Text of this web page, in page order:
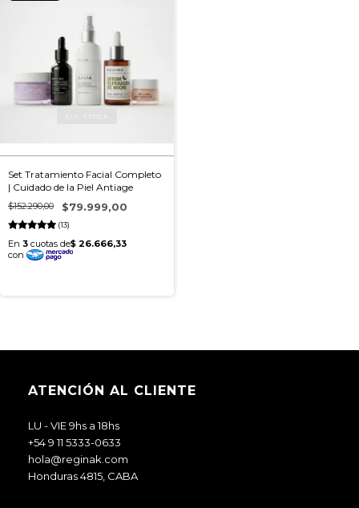
Set Tratamiento Facial Completo
| Cuidado de la Piel Antiage
(13)
$152.290,00 $79.999,00
ATENCIÓN AL CLIENTE
LU - VIE 9hs a 18hs
+54 9 11 5333-0633
hola@reginak.com
Honduras 4815, CABA